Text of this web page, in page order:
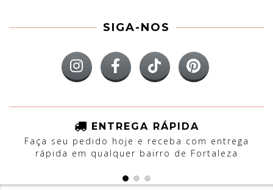
SIGA-NOS
ENTREGA RÁPIDA
Faça seu pedido hoje e receba com entrega
rápida em qualquer bairro de Fortaleza